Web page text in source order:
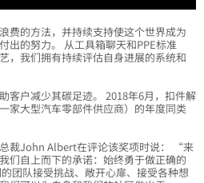
费的方法，并持续支持使这个世界成为
出的努力。 从工具箱聊天和PPE标准
，我们拥有持续评估自身进展的系统和
客户减少其碳足迹。 2018年6月，扣件解
家大型汽车零部件供应商）的年度同类
裁John Albert在评论该奖项时说： “来
们自上而下的承诺：始终勇于做正确的
团队接受挑战、敞开心扉、接受各种想